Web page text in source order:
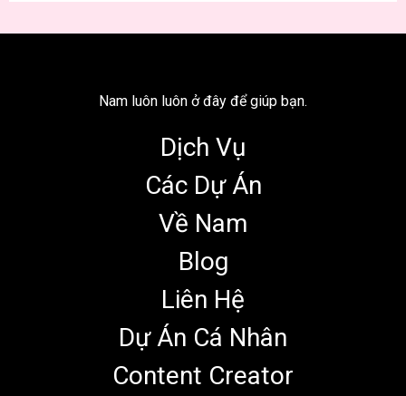
Nam luôn luôn ở đây để giúp bạn.
Dịch Vụ
Các Dự Án
Về Nam
Blog
Liên Hệ
Dự Án Cá Nhân
Content Creator